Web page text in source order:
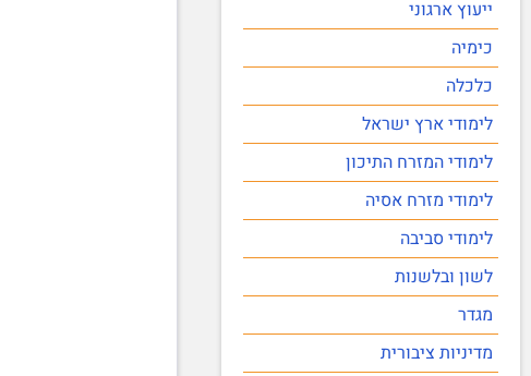
ייעוץ ארגוני
כימיה
כלכלה
לימודי ארץ ישראל
לימודי המזרח התיכון
לימודי מזרח אסיה
לימודי סביבה
לשון ובלשנות
מגדר
מדיניות ציבורית